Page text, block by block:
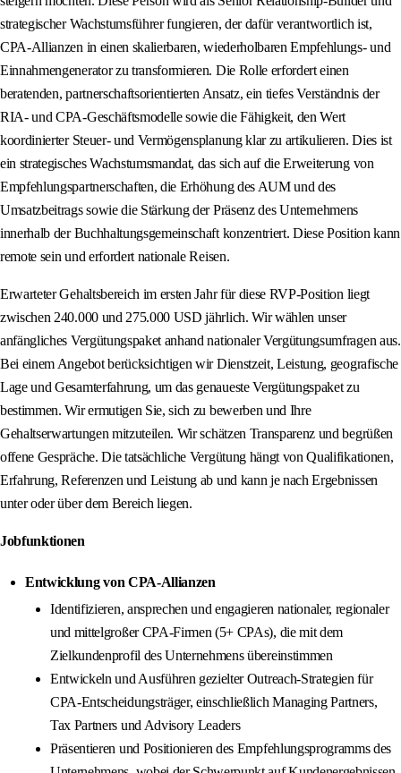
strategischer Wachstumsführer fungieren, der dafür verantwortlich ist,
CPA-Allianzen in einen skalierbaren, wiederholbaren Empfehlungs- und
Einnahmengenerator zu transformieren. Die Rolle erfordert einen
beratenden, partnerschaftsorientierten Ansatz, ein tiefes Verständnis der
RIA- und CPA-Geschäftsmodelle sowie die Fähigkeit, den Wert
koordinierter Steuer- und Vermögensplanung klar zu artikulieren. Dies ist
ein strategisches Wachstumsmandat, das sich auf die Erweiterung von
Empfehlungspartnerschaften, die Erhöhung des AUM und des
Umsatzbeitrags sowie die Stärkung der Präsenz des Unternehmens
innerhalb der Buchhaltungsgemeinschaft konzentriert. Diese Position kann
remote sein und erfordert nationale Reisen.
Erwarteter Gehaltsbereich im ersten Jahr für diese RVP-Position liegt
zwischen 240.000 und 275.000 USD jährlich. Wir wählen unser
anfängliches Vergütungspaket anhand nationaler Vergütungsumfragen aus.
Bei einem Angebot berücksichtigen wir Dienstzeit, Leistung, geografische
Lage und Gesamterfahrung, um das genaueste Vergütungspaket zu
bestimmen. Wir ermutigen Sie, sich zu bewerben und Ihre
Gehaltserwartungen mitzuteilen. Wir schätzen Transparenz und begrüßen
offene Gespräche. Die tatsächliche Vergütung hängt von Qualifikationen,
Erfahrung, Referenzen und Leistung ab und kann je nach Ergebnissen
unter oder über dem Bereich liegen.
Jobfunktionen
Entwicklung von CPA-Allianzen
Identifizieren, ansprechen und engagieren nationaler, regionaler
und mittelgroßer CPA-Firmen (5+ CPAs), die mit dem
Zielkundenprofil des Unternehmens übereinstimmen
Entwickeln und Ausführen gezielter Outreach-Strategien für
CPA-Entscheidungsträger, einschließlich Managing Partners,
Tax Partners und Advisory Leaders
Präsentieren und Positionieren des Empfehlungsprogramms des